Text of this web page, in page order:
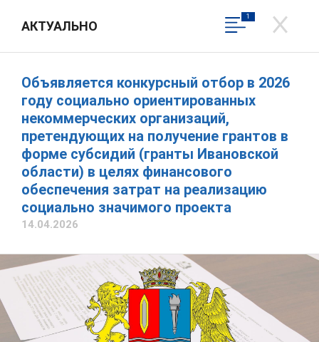
ДЕПАРТАМЕНТ ВНУТРЕННЕЙ
Официальный сайт
Вход в личный кабинет
Общественная приемная
Написать обращение
1из1Скачать фото
АКТУАЛЬНО
1
Объявляется конкурсный отбор в 2026
году социально ориентированных
некоммерческих организаций,
претендующих на получение грантов в
форме субсидий (гранты Ивановской
области) в целях финансового
обеспечения затрат на реализацию
социально значимого проекта
14.04.2026